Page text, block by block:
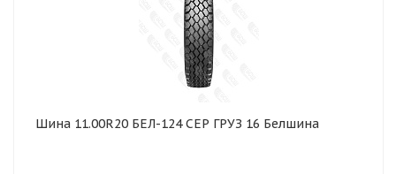
Шина 11.00R20 БЕЛ-124 СЕР ГРУЗ 16 Белшина